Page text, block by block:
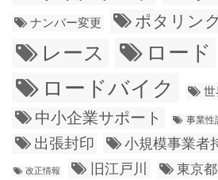
ナンバー変更 ポタリン
レース
ロード
ロードバイク
世
中小企業サポート 事業性
出張封印 小規模事業者
改正情報 旧江戸川 東京